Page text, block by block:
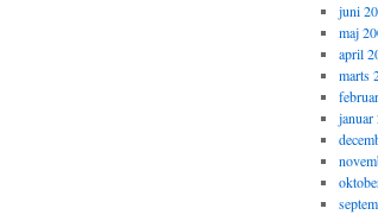
juni
maj
april
marts
januar